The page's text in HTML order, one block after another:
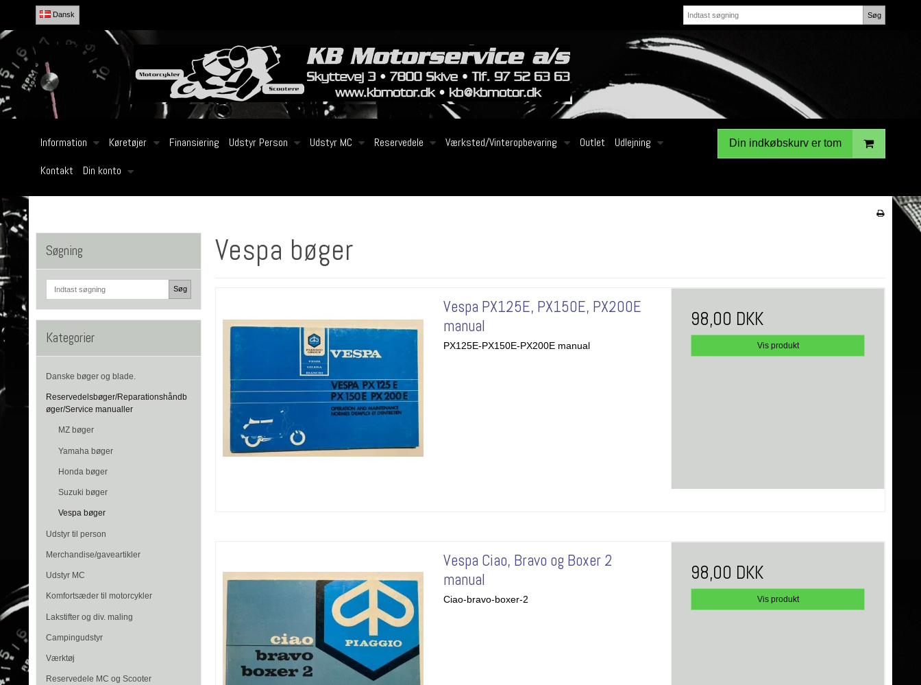
Dansk Søg
Information Køretøjer Finansiering Udstyr Person Udstyr MC Reservedele Værksted/Vinteropbevaring Outlet
Udlejning
Kontakt
Din konto
Din indkøbskurv er tom
Søgning
Søg
Kategorier
Danske bøger og blade.
Reservedelsbøger/Reparationshåndb
øger/Service manualler
MZ bøger
Yamaha bøger
Honda bøger
Suzuki bøger
Vespa bøger
Udstyr til person
Merchandise/gaveartikler
Udstyr MC
Komfortsæder til motorcykler
Lakstifter og div. maling
Campingudstyr
Værktøj
Reservedele MC og Scooter
Vespa bøger
Vespa PX125E, PX150E, PX200E
manual
PX125E-PX150E-PX200E manual
98,00 DKK
Vis produkt
Vespa Ciao, Bravo og Boxer 2
manual
Ciao-bravo-boxer-2
98,00 DKK
Vis produkt